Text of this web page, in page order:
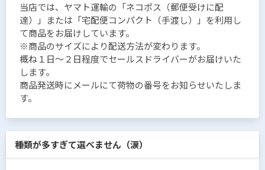
当店では、ヤマト運輸の「ネコポス（郵便受けに配
達）」または「宅配便コンパクト（手渡し）」を利用し
て商品をお届けしています。
※商品のサイズにより配送方法が変わります。
概ね１日〜２日程度でセールスドライバーがお届けいた
します。
商品発送時にメールにて荷物の番号をお知らせいたしま
す。
種類が多すぎて選べません（涙）